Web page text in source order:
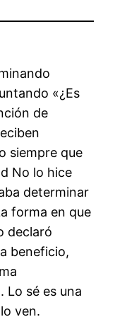
«¿Es
de
siempre que
No lo hice
determinar
forma en que
declaró
beneficio,
Lo sé es una
ven.